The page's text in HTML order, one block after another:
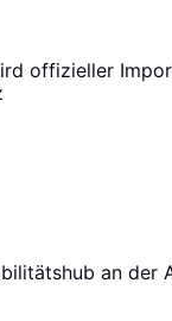
offizieller
an der